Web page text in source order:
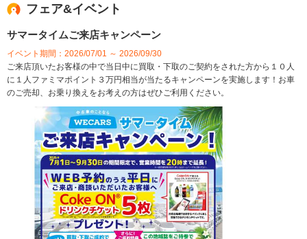
フェア&イベント
サマータイムご来店キャンペーン
イベント期間：2026/07/01 ～ 2026/09/30
ご来店頂いたお客様の中で当日中に買取・下取のご契約をされた方から１０人
に１人ファミマポイント３万円相当が当たるキャンペーンを実施します！お車
のご売却、お乗り換えをお考えの方はぜひご利用ください。